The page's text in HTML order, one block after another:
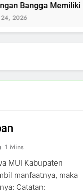
Bangga Memiliki
1 Mins
MUI Kabupaten
manfaatnya, maka
Catatan: